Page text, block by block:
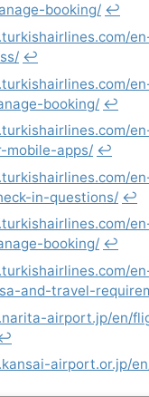
booking/ ↩︎
↩︎
booking/ ↩︎
mobile-apps/ ↩︎
in-questions/ ↩︎
booking/ ↩︎
and-travel-
airport.jp/en/
airport.or.jp/